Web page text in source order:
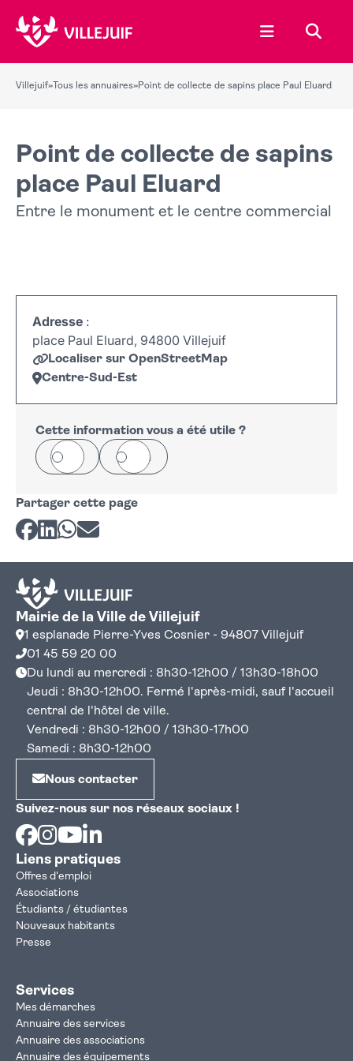
Ouvrir le
Villejuif» Tous les annuaires»Point de collecte de sapins place Paul Eluard
Point de collecte de sapins
place Paul Eluard
Entre le monument et le centre commercial
Adresse :
place Paul Eluard, 94800 Villejuif
Localiser sur OpenStreetMap
Centre-Sud-Est
+
−
Cette information vous a été utile ?
Oui Non
Partager cette page
Partager sur Facebook
Partager sur LinkedIn
Partager sur Whatsapp
Partager par courriel
Mairie de la Ville de Villejuif
1 esplanade Pierre-Yves Cosnier - 94807 Villejuif
01 45 59 20 00
Du lundi au mercredi : 8h30-12h00 / 13h30-18h00
Jeudi : 8h30-12h00. Fermé l'après-midi, sauf l'accueil
central de l'hôtel de ville.
Vendredi : 8h30-12h00 / 13h30-17h00
Samedi : 8h30-12h00
Nous contacter
Suivez-nous sur nos réseaux sociaux !
Facebook
Instagram
Youtube
Liens pratiques
Offres d'emploi
Associations
Étudiants / étudiantes
Nouveaux habitants
Presse
Services
Mes démarches
Annuaire des services
Annuaire des associations
Annuaire des équipements